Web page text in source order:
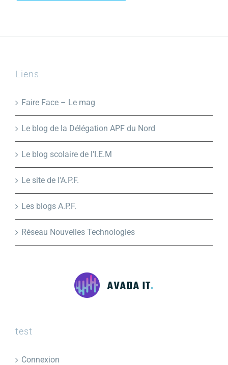
Liens
Faire Face – Le mag
Le blog de la Délégation APF du Nord
Le blog scolaire de l'I.E.M
Le site de l'A.P.F.
Les blogs A.P.F.
Réseau Nouvelles Technologies
test
Connexion